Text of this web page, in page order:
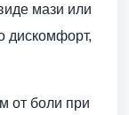
мази или
дискомфорт,
от боли при